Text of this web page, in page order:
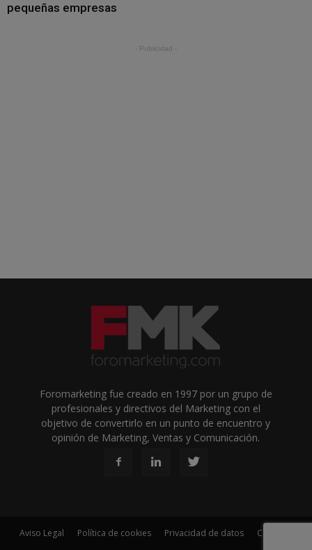
pequeñas empresas
- Publicidad -
Foromarketing fue creado en 1997 por un grupo de
profesionales y directivos del Marketing con el
objetivo de convertirlo en un punto de encuentro y
opinión de Marketing, Ventas y Comunicación.
Aviso Legal Política de cookies Privacidad de datos Contacto